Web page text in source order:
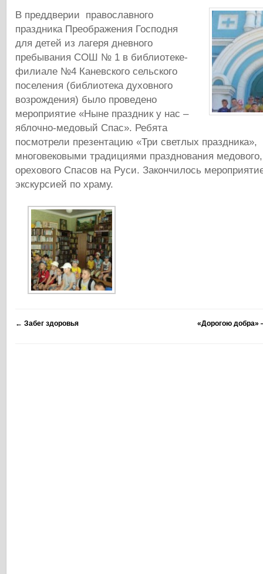
В преддверии православного
праздника Преображения Господня
для детей из лагеря дневного
пребывания СОШ № 1 в библиотеке-
филиале №4 Каневского сельского
поселения (библиотека духовного
возрождения) было проведено
мероприятие «Ныне праздник у нас –
яблочно-медовый Спас». Ребята
посмотрели презентацию «Три светлых
многовековыми традициями празднования
орехового Спасов на Руси. Закончилось
экскурсией по храму.
← Забег здоровья «Дорогою добра»